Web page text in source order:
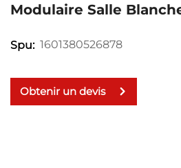
Modulaire Salle
Spu: 1601380526878
Obtenir un devis